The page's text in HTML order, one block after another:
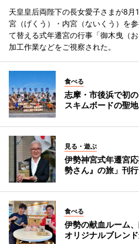
天皇皇后両陛下の長女愛子さまが8
宮（げくう）・内宮（ないくう）を
て替える式年遷宮の行事「御木曳（
加工作業などをご視察された。
食べる
志摩・市後浜で初
スキムボードの聖
見る・遊ぶ
伊勢神宮式年遷宮
勢さん』の旅」刊行
食べる
伊勢の献血ルーム
オリジナルブレン